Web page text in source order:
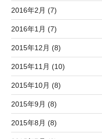
2016年2月 (7)
2016年1月 (7)
2015年12月 (8)
2015年11月 (10)
2015年10月 (8)
2015年9月 (8)
2015年8月 (8)